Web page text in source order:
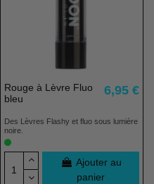
Rouge à Lèvre Fluo
bleu
6,95 €
Des Lèvres Flashy et fluo sous lumière
noire.
Ajouter au
panier